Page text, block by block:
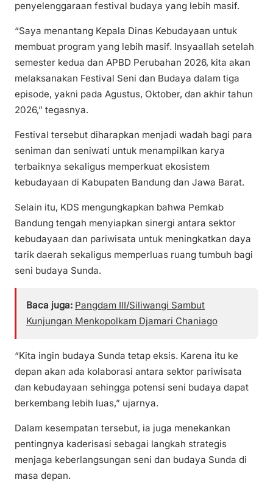
penyelenggaraan festival budaya yang lebih masif.
“Saya menantang Kepala Dinas Kebudayaan untuk
membuat program yang lebih masif. Insyaallah setelah
semester kedua dan APBD Perubahan 2026, kita akan
melaksanakan Festival Seni dan Budaya dalam tiga
episode, yakni pada Agustus, Oktober, dan akhir tahun
2026,” tegasnya.
Festival tersebut diharapkan menjadi wadah bagi para
seniman dan seniwati untuk menampilkan karya
terbaiknya sekaligus memperkuat ekosistem
kebudayaan di Kabupaten Bandung dan Jawa Barat.
Selain itu, KDS mengungkapkan bahwa Pemkab
Bandung tengah menyiapkan sinergi antara sektor
kebudayaan dan pariwisata untuk meningkatkan daya
tarik daerah sekaligus memperluas ruang tumbuh bagi
seni budaya Sunda.
Baca juga: Pangdam III/Siliwangi Sambut
Kunjungan Menkopolkam Djamari Chaniago
“Kita ingin budaya Sunda tetap eksis. Karena itu ke
depan akan ada kolaborasi antara sektor pariwisata
dan kebudayaan sehingga potensi seni budaya dapat
berkembang lebih luas,” ujarnya.
Dalam kesempatan tersebut, ia juga menekankan
pentingnya kaderisasi sebagai langkah strategis
menjaga keberlangsungan seni dan budaya Sunda di
masa depan.